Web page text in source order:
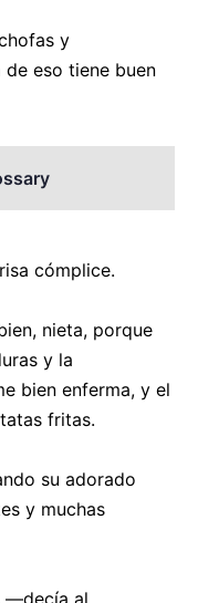
y
de eso tiene buen
cómplice.
nieta, porque
y la
bien enferma, y el
fritas.
su adorado
y muchas
—decía al